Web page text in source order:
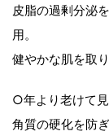
皮脂の過剰分泌
用。
健やかな肌を取
○年より老けて
角質の硬化を防